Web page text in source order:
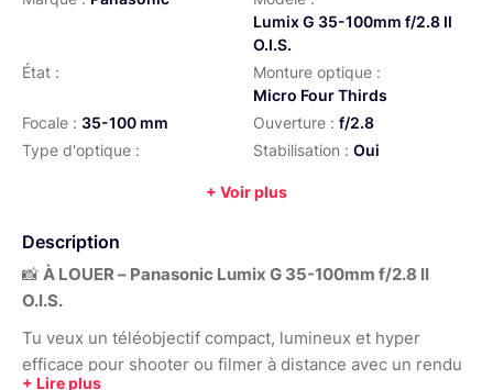
Lumix G 35-100mm f/2.8 II
O.I.S.
État :
Monture optique :
Micro Four Thirds
Focale : 35-100 mm Ouverture : f/2.8
Type d'optique :
Stabilisation : Oui
Diamètre de filtre :
+ Voir plus
Description
📸 À LOUER – Panasonic Lumix G 35-100mm f/2.8 II
O.I.S.
Tu veux un téléobjectif compact, lumineux et hyper
efficace pour shooter ou filmer à distance avec un rendu